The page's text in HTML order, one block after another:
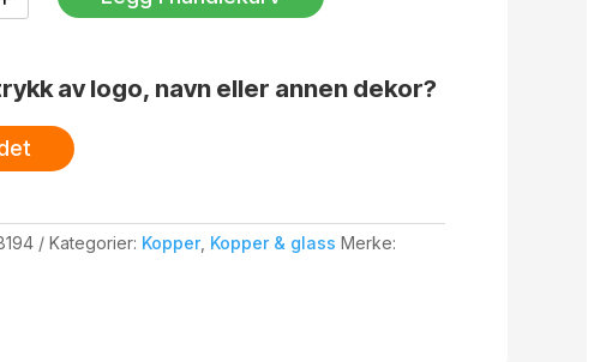
av logo, navn eller annen dekor?
Kategorier: Kopper, Kopper & glass Merke: